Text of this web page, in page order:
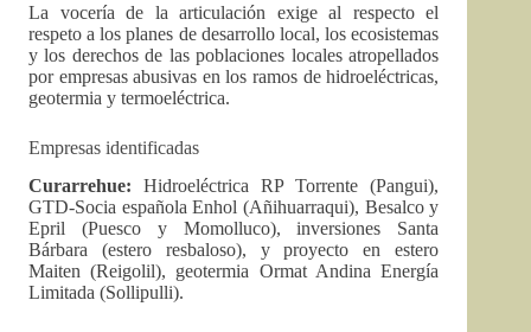
La vocería de la articulación exige al respecto el
respeto a los planes de desarrollo local, los ecosistemas
y los derechos de las poblaciones locales atropellados
por empresas abusivas en los ramos de hidroeléctricas,
geotermia y termoeléctrica.
Empresas identificadas
Curarrehue: Hidroeléctrica RP Torrente (Pangui),
GTD-Socia española Enhol (Añihuarraqui), Besalco y
Epril (Puesco y Momolluco), inversiones Santa
Bárbara (estero resbaloso), y proyecto en estero
Maiten (Reigolil), geotermia Ormat Andina Energía
Limitada (Sollipulli).